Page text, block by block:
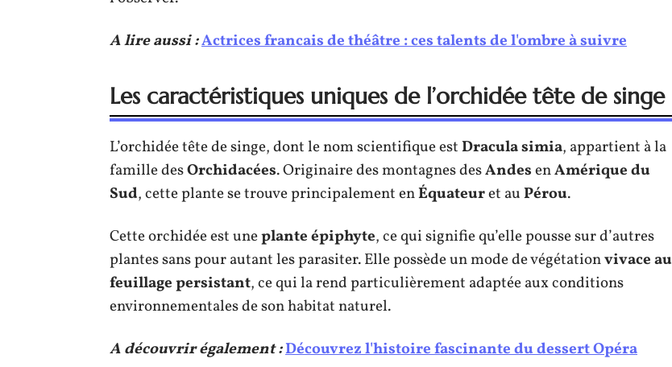
A lire aussi :Actrices francais de théâtre : ces talents de l'ombre à suivre
Les caractéristiques uniques de l’orchidée tête de singe
L’orchidée tête de singe, dont le nom scientifique estDracula simia, appartient à la
famille desOrchidacées. Originaire des montagnes desAndesenAmérique du
Sud, cette plante se trouve principalement enÉquateuret auPérou.
Cette orchidée est uneplante épiphyte, ce qui signifie qu’elle pousse sur d’autres
plantes sans pour autant les parasiter. Elle possède un mode de végétationvivace au
feuillage persistant, ce qui la rend particulièrement adaptée aux conditions
environnementales de son habitat naturel.
A découvrir également :Découvrez l'histoire fascinante du dessert Opéra